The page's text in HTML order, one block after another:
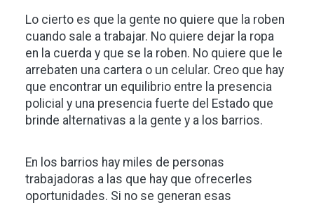
Lo cierto es que la gente no quiere que la roben
cuando sale a trabajar. No quiere dejar la ropa
en la cuerda y que se la roben. No quiere que le
arrebaten una cartera o un celular. Creo que hay
que encontrar un equilibrio entre la presencia
policial y una presencia fuerte del Estado que
brinde alternativas a la gente y a los barrios.
En los barrios hay miles de personas
trabajadoras a las que hay que ofrecerles
oportunidades. Si no se generan esas